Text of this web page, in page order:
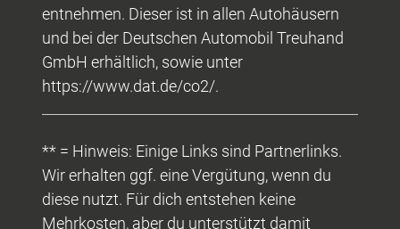
entnehmen. Dieser ist in allen Autohäusern
und bei der Deutschen Automobil Treuhand
GmbH erhältlich, sowie unter
https://www.dat.de/co2/.
** = Hinweis: Einige Links sind Partnerlinks.
Wir erhalten ggf. eine Vergütung, wenn du
diese nutzt. Für dich entstehen keine
Mehrkosten, aber du unterstützt damit